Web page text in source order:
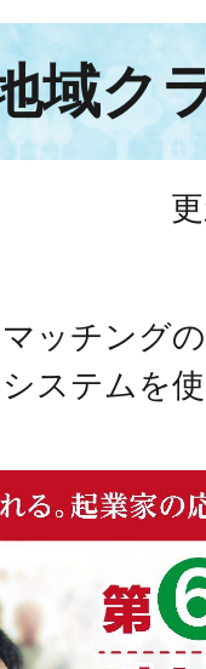
域ク
ッチング
ステムを